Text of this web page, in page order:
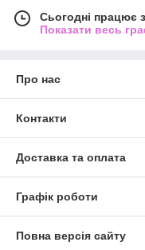
Сьогодні працює
Показати весь
Про нас
Контакти
Доставка та оплата
Графік роботи
Повна версія сайту